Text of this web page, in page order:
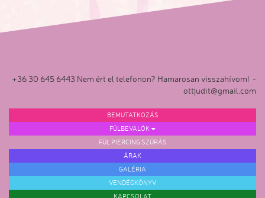
+36 30 645 6443 Nem ért el telefonon? Hamarosan visszahívom! -
ottjudit@gmail.com
BEMUTATKOZÁS
FÜLBEVALÓK
FÜL PIERCING SZÚRÁS
ÁRAK
GALÉRIA
VENDÉGKÖNYV
KAPCSOLAT